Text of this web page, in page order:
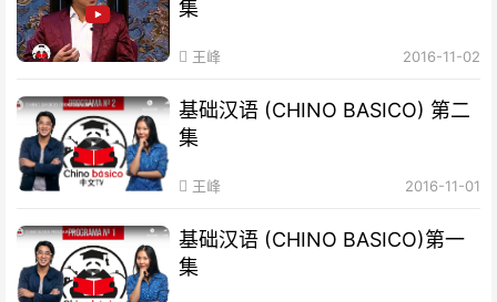
集
王峰 2016-11-02
基础汉语 (CHINO BASICO) 第二
集
王峰 2016-11-01
基础汉语 (CHINO BASICO)第一
集